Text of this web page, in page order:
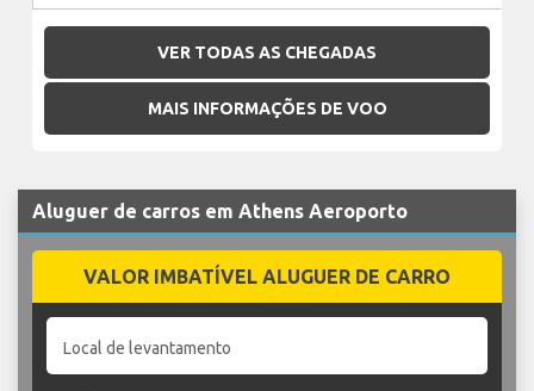
VER TODAS AS CHEGADAS
MAIS INFORMAÇÕES DE VOO
Aluguer de carros em Athens Aeroporto
VALOR IMBATÍVEL ALUGUER DE CARRO
Local de levantamento